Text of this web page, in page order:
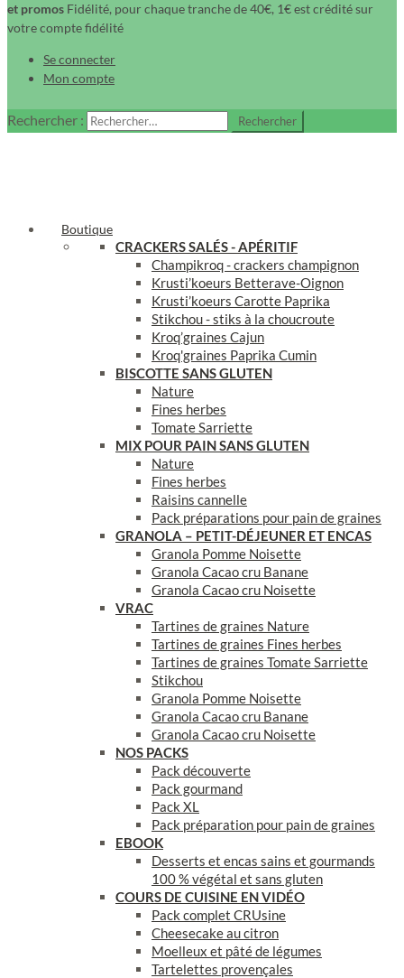
et promos Fidélité, pour chaque tranche de 40€, 1€ est crédité sur
votre compte fidélité
Se connecter
Mon compte
Rechercher :
Boutique
CRACKERS SALÉS - APÉRITIF
Champikroq - crackers champignon
Krusti’koeurs Betterave-Oignon
Krusti’koeurs Carotte Paprika
Stikchou - stiks à la choucroute
Kroq’graines Cajun
Kroq'graines Paprika Cumin
BISCOTTE SANS GLUTEN
Nature
Fines herbes
Tomate Sarriette
MIX POUR PAIN SANS GLUTEN
Nature
Fines herbes
Raisins cannelle
Pack préparations pour pain de graines
GRANOLA – PETIT-DÉJEUNER ET ENCAS
Granola Pomme Noisette
Granola Cacao cru Banane
Granola Cacao cru Noisette
VRAC
Tartines de graines Nature
Tartines de graines Fines herbes
Tartines de graines Tomate Sarriette
Stikchou
Granola Pomme Noisette
Granola Cacao cru Banane
Granola Cacao cru Noisette
NOS PACKS
Pack découverte
Pack gourmand
Pack XL
Pack préparation pour pain de graines
EBOOK
Desserts et encas sains et gourmands
100 % végétal et sans gluten
COURS DE CUISINE EN VIDÉO
Pack complet CRUsine
Cheesecake au citron
Moelleux et pâté de légumes
Tartelettes provençales